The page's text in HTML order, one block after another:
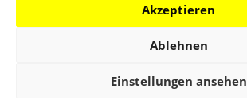
Akzeptieren
Ablehnen
Einstellungen ansehen